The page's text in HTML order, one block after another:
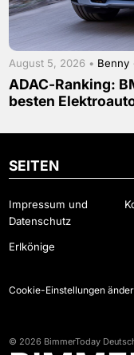
August 5, 2026 • Benny
ADAC-Ranking:
besten
SEITEN
Impressum und
Datenschutz
Erlkönige
Cookie-Einstellungen
© 2026 BimmerToday